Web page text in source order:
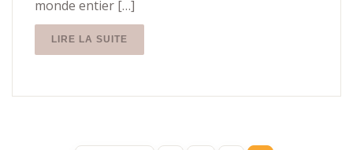
monde entier […]
LIRE LA SUITE